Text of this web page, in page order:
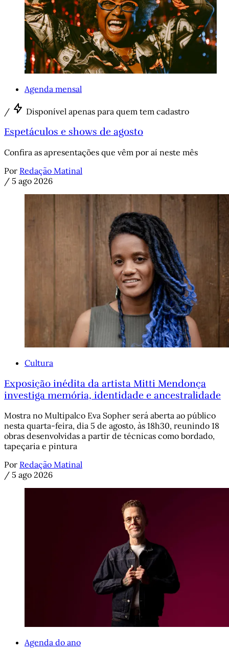
Agenda mensal
/ Disponível apenas para quem tem cadastro
Espetáculos e shows de agosto
Confira as apresentações que vêm por aí neste mês
Por Redação Matinal
/ 5 ago 2026
Cultura
Exposição inédita da artista Mitti Mendonça
investiga memória, identidade e ancestralidade
Mostra no Multipalco Eva Sopher será aberta ao público
nesta quarta-feira, dia 5 de agosto, às 18h30, reunindo 18
obras desenvolvidas a partir de técnicas como bordado,
tapeçaria e pintura
Por Redação Matinal
/ 5 ago 2026
Agenda do ano